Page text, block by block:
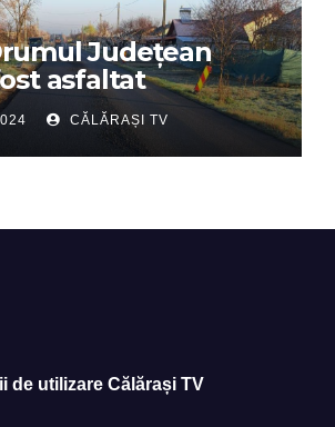
Județean
asfaltat
CĂLĂRAȘI TV
de utilizare Călărași TV